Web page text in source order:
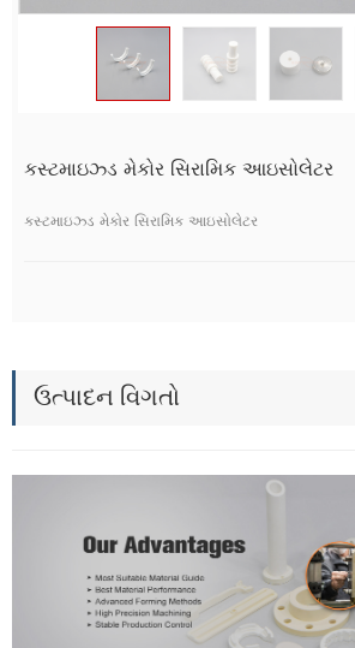
કસ્ટમાઇઝ્ડ મેકોર સિરામિક આઇસોલેટર
કસ્ટમાઇઝ્ડ મેકોર સિરામિક આઇસોલેટર
ઉત્પાદન વિગતો